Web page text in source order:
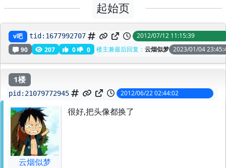
起始页
v吧 刚看完V.
tid: 1677992707
2012/07/12 11:15:39
90
207 0 0 楼主兼最后回复：云烟似梦 2023/01/04
1楼
pid: 21079772945 2012/06/22 02:44:02
云烟似梦
很好,把头像都换了